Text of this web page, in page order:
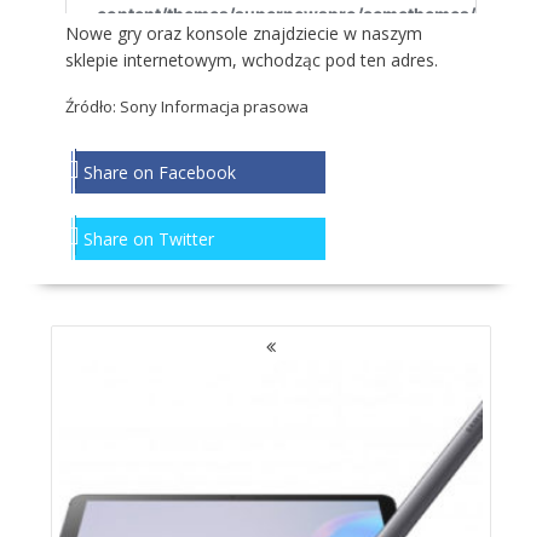
Nowe gry oraz konsole znajdziecie w naszym
sklepie internetowym, wchodząc pod ten adres.
Źródło: Sony Informacja prasowa
Share on Facebook
Share on Twitter
NAWIGACJA